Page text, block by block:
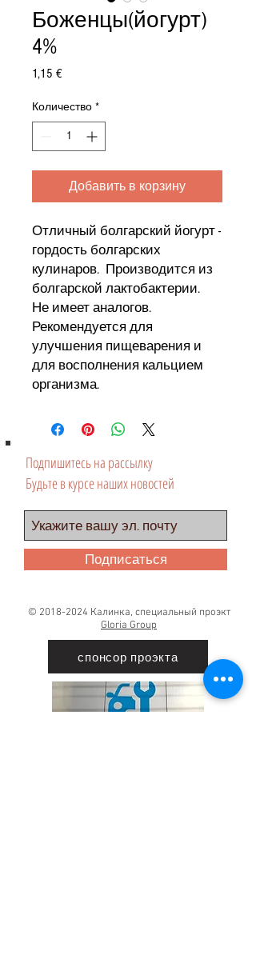
Боженцы(йогурт)
4%
1,15 €Цена
Количество *
Добавить в корзину
Отличный болгарский йогурт -
гордость болгарских
кулинаров. Производится из
болгарской лактобактерии.
Не имеет аналогов.
Рекомендуется для
улучшения пищеварения и
для восполнения кальцием
организма.
Подпишитесь на рассылку
Будьте в курсе наших новостей
Подписаться
© 2018-2024 Калинка, специальный проэкт
Gloria Group
спонсор проэкта